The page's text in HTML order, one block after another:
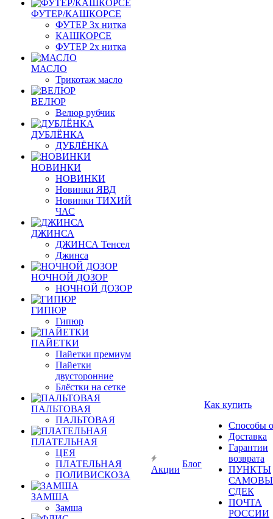
ФУТЕР/КАШКОРСЕ
ФУТЕР 3х нитка
КАШКОРСЕ
ФУТЕР 2х нитка
МАСЛО
Трикотаж масло
ВЕЛЮР
Велюр рубчик
ДУБЛЁНКА
ДУБЛЁНКА
НОВИНКИ
НОВИНКИ
Новинки ЯВД
Новинки ТИХИЙ
ЧАС
ДЖИНСА
ДЖИНСА Тенсел
Джинса
НОЧНОЙ ДОЗОР
НОЧНОЙ ДОЗОР
ГИПЮР
Гипюр
ПАЙЕТКИ
Пайетки премиум
Пайетки
двусторонние
Блёстки на сетке
ПАЛЬТОВАЯ
ПАЛЬТОВАЯ
ПЛАТЕЛЬНАЯ
ЦЕЯ
ПЛАТЕЛЬНАЯ
ПОЛИВИСКОЗА
ЗАМША
Замша
Акции
Блог
Как купить
Способы
Доставка
Гарантии
возврата
ПУНКТЫ
СДЕК
ПОЧТА
РОССИИ